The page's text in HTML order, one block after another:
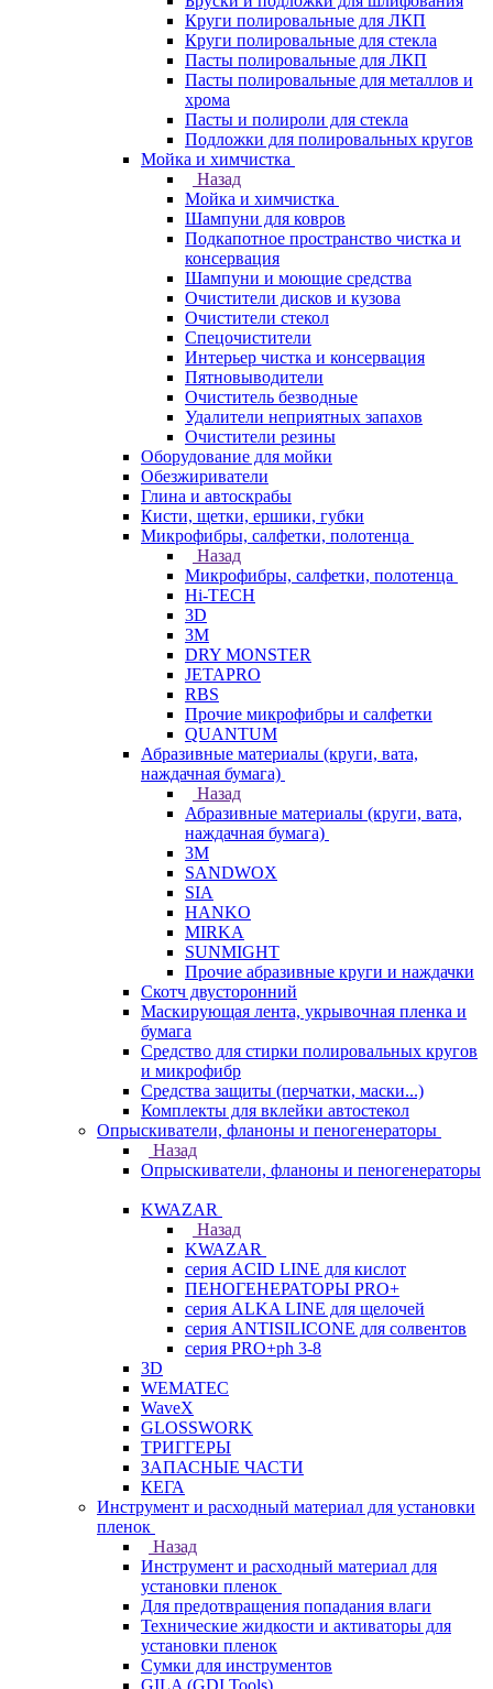
Круги полировальные для ЛКП
Круги полировальные для стекла
Пасты полировальные для ЛКП
Пасты полировальные для металлов и
хрома
Пасты и полироли для стекла
Подложки для полировальных кругов
Мойка и химчистка
Назад
Мойка и химчистка
Шампуни для ковров
Подкапотное пространство чистка и
консервация
Шампуни и моющие средства
Очистители дисков и кузова
Очистители стекол
Спецочистители
Интерьер чистка и консервация
Пятновыводители
Очиститель безводные
Удалители неприятных запахов
Очистители резины
Оборудование для мойки
Обезжириватели
Глина и автоскрабы
Кисти, щетки, ершики, губки
Микрофибры, салфетки, полотенца
Назад
Микрофибры, салфетки, полотенца
Hi-TECH
3D
3М
DRY MONSTER
JETAPRO
RBS
Прочие микрофибры и салфетки
QUANTUM
Абразивные материалы (круги, вата,
наждачная бумага)
Назад
Абразивные материалы (круги, вата,
наждачная бумага)
3М
SANDWOX
SIA
HANKO
MIRKA
SUNMIGHT
Прочие абразивные круги и наждачки
Скотч двусторонний
Маскирующая лента, укрывочная пленка и
бумага
Средство для стирки полировальных кругов
и микрофибр
Средства защиты (перчатки, маски...)
Комплекты для вклейки автостекол
Опрыскиватели, фланоны и пеногенераторы
Назад
Опрыскиватели, фланоны и пеногенераторы
KWAZAR
Назад
KWAZAR
серия ACID LINE для кислот
ПЕНОГЕНЕРАТОРЫ PRO+
серия ALKA LINE для щелочей
серия ANTISILICONE для солвентов
серия PRO+ph 3-8
3D
WEMATEC
WaveX
GLOSSWORK
ТРИГГЕРЫ
ЗАПАСНЫЕ ЧАСТИ
КЕГА
Инструмент и расходный материал для установки
пленок
Назад
Инструмент и расходный материал для
установки пленок
Для предотвращения попадания влаги
Технические жидкости и активаторы для
установки пленок
Сумки для инструментов
GILA (GDI Tools)